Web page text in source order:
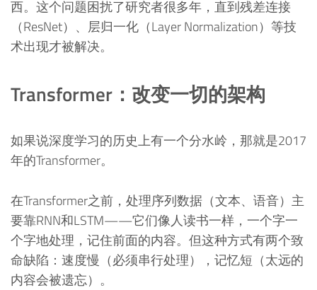
西。这个问题困扰了研究者很多年，直到残差连接
（ResNet）、层归一化（Layer Normalization）等技
术出现才被解决。
Transformer：改变一切的架构
如果说深度学习的历史上有一个分水岭，那就是2017
年的Transformer。
在Transformer之前，处理序列数据（文本、语音）主
要靠RNN和LSTM——它们像人读书一样，一个字一
个字地处理，记住前面的内容。但这种方式有两个致
命缺陷：速度慢（必须串行处理），记忆短（太远的
内容会被遗忘）。